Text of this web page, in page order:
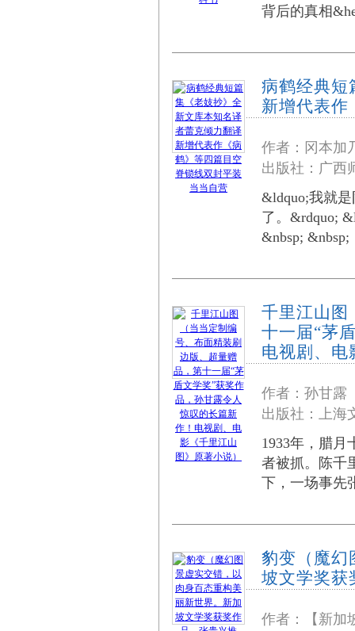
背后的真相
病鹤经典短
新增代表作
作者：冈本加
出版社：广
&ldquo;我就
了。&rdquo;
&nbsp;
千里江山图
十一届“茅
电视剧、电
作者：孙甘露
出版社：上
1933年，腊月
者被抓。陈千
下，一场事先
豹变（魔幻
坡文学奖获
作者：【新加